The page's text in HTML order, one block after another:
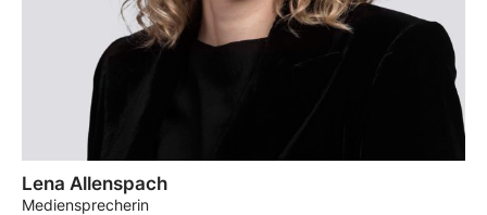
Lena Allenspach
Mediensprecherin